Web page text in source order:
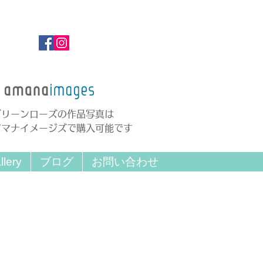
ーンローズの作品写真は
ナイメージズで購入可能です
ブログ お問い合わせ